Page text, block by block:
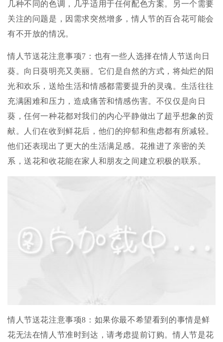
几种不同的色调，几乎适用于任何配色方案。另一个需要
关注的问题是，因需求突然增多，情人节的百合花可能会
有不开放的情况。
情人节送花注意事项7：也有一些人选择在情人节送向日
葵。向日葵明亮又美丽。它们是自然的方式，将灿烂的阳
光和欢乐，送给生活和情感都需要提升的灵魂。生活往往
充满困难和压力，造成痛苦和情感伤害。不仅仅是向日
葵，任何一种花都对我们的内心平静做出了超乎想象的贡
献。人们在收到鲜花后，他们的抑郁和焦虑都有所减轻。
他们还表现出了更大的生活满足感。花推进了亲密的关
系，送花和收花能在家人和朋友之间建立积极的联系。
情人节送花注意事项8：如果你最不希望看到的事情是鲜
花无法在情人节准时到达，请考虑提前订购。情人节是花